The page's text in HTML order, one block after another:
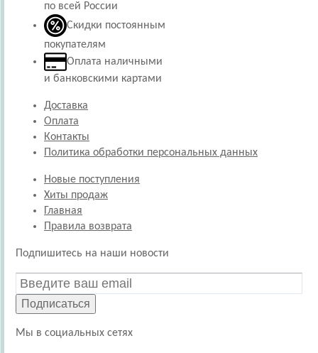
по всей России
Скидки постоянным
покупателям
Оплата наличными
и банковскими картами
Доставка
Оплата
Контакты
Политика обработки персональных данных
Новые поступления
Хиты продаж
Главная
Правила возврата
Подпишитесь на наши новости
Подписаться
Мы в социальных сетях